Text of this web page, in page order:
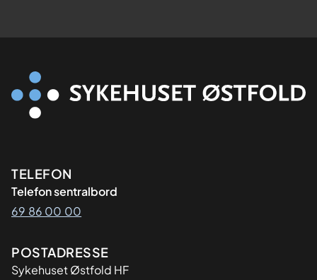
Kontaktinformasjon
TELEFON
Telefon sentralbord
69 86 00 00
Adresse
POSTADRESSE
Sykehuset Østfold HF